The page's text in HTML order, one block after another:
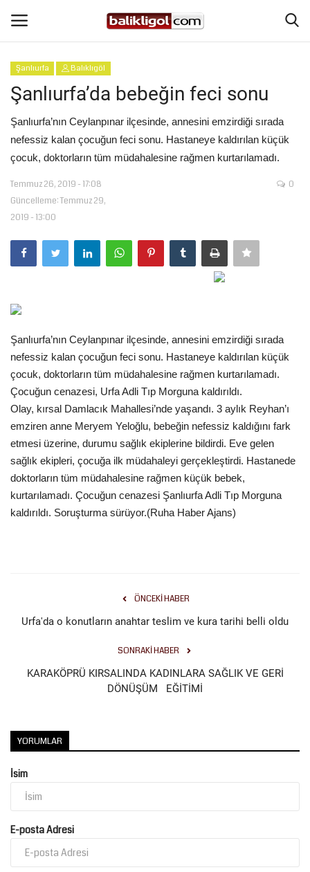
Giriş Yap
Anasayfa
Köşe Yazıları
Magazin
Eğitim
Gündem
Tekno Bilim
Ekonomi
Siyaset
Galeriler
Yaşam
İletişim
Şanlıurfa Balıklıgöl
Şanlıurfa’da bebeğin feci sonu
Şanlıurfa’nın Ceylanpınar ilçesinde, annesini emzirdiği sırada
nefessiz kalan çocuğun feci sonu. Hastaneye kaldırılan küçük
çocuk, doktorların tüm müdahalesine rağmen kurtarılamadı.
Temmuz 26, 2019 - 17:08
Güncelleme: Temmuz 29,
2019 - 13:00
0
Şanlıurfa’nın Ceylanpınar ilçesinde, annesini emzirdiği sırada
nefessiz kalan çocuğun feci sonu. Hastaneye kaldırılan küçük
çocuk, doktorların tüm müdahalesine rağmen kurtarılamadı.
Çocuğun cenazesi, Urfa Adli Tıp Morguna kaldırıldı.
Olay, kırsal Damlacık Mahallesi’nde yaşandı. 3 aylık Reyhan’ı
emziren anne Meryem Yeloğlu, bebeğin nefessiz kaldığını fark
etmesi üzerine, durumu sağlık ekiplerine bildirdi. Eve gelen
sağlık ekipleri, çocuğa ilk müdahaleyi gerçekleştirdi. Hastanede
doktorların tüm müdahalesine rağmen küçük bebek,
kurtarılamadı. Çocuğun cenazesi Şanlıurfa Adli Tıp Morguna
kaldırıldı. Soruşturma sürüyor.(Ruha Haber Ajans)
ÖNCEKI HABER
Urfa'da o konutların anahtar teslim ve kura tarihi belli oldu
SONRAKI HABER
KARAKÖPRÜ KIRSALINDA KADINLARA SAĞLIK VE GERİ
DÖNÜŞÜM EĞİTİMİ
YORUMLAR
İsim
E-posta Adresi